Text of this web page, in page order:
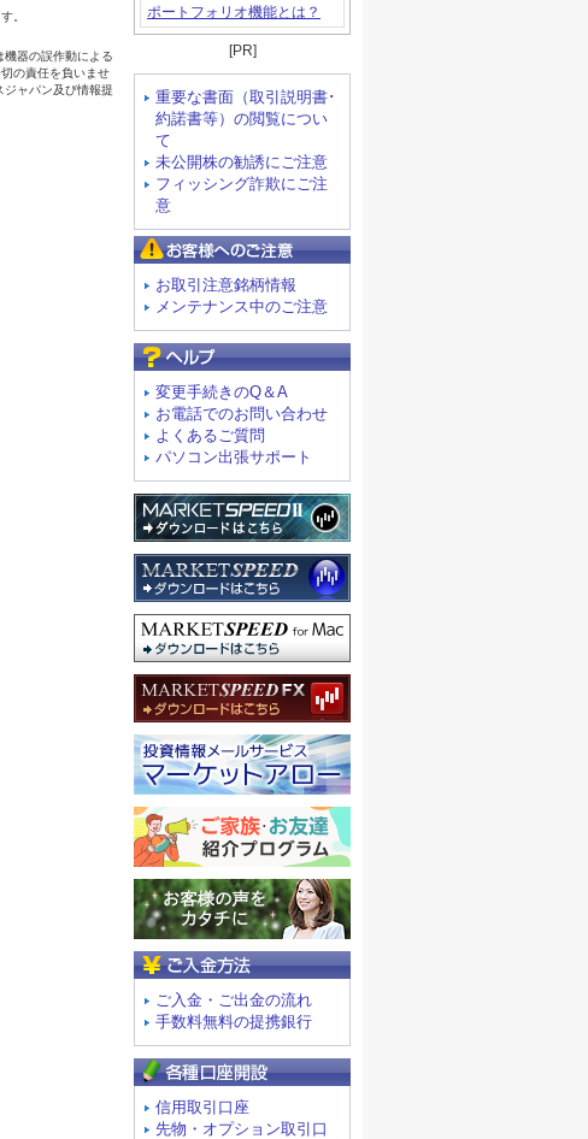
ポートフォリオ機能とは？
[PR]
重要な書面（取引説明書･
約諾書等）の閲覧につい
て
未公開株の勧誘にご注意
フィッシング詐欺にご注
意
お取引注意銘柄情報
メンテナンス中のご注意
変更手続きのQ＆A
お電話でのお問い合わせ
よくあるご質問
パソコン出張サポート
ご入金・ご出金の流れ
手数料無料の提携銀行
信用取引口座
先物・オプション取引口